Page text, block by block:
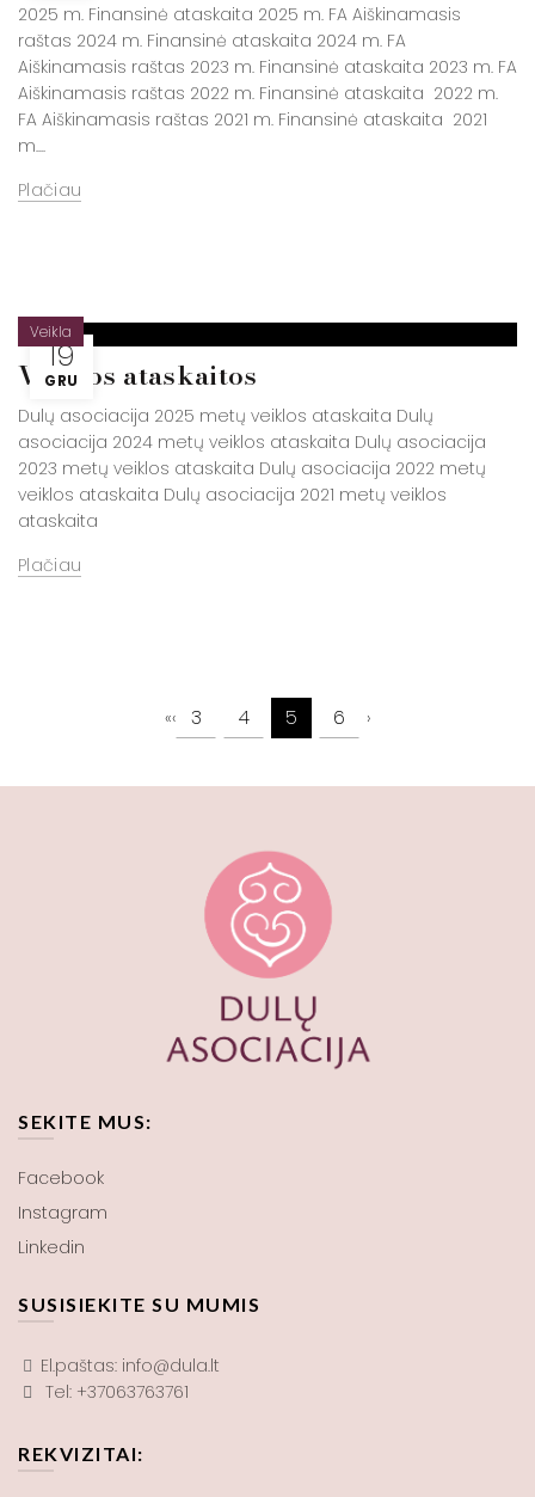
2025 m. Finansinė ataskaita 2025 m. FA Aiškinamasis
raštas 2024 m. Finansinė ataskaita 2024 m. FA
Aiškinamasis raštas 2023 m. Finansinė ataskaita 2023 m. FA
Aiškinamasis raštas 2022 m. Finansinė ataskaita 2022 m.
FA Aiškinamasis raštas 2021 m. Finansinė ataskaita 2021
m....
Plačiau
19
GRU
Veikla
Veiklos ataskaitos
Dulų asociacija 2025 metų veiklos ataskaita Dulų
asociacija 2024 metų veiklos ataskaita Dulų asociacija
2023 metų veiklos ataskaita Dulų asociacija 2022 metų
veiklos ataskaita Dulų asociacija 2021 metų veiklos
ataskaita
Plačiau
«‹ 3 4 5 6 ›
SEKITE MUS:
Facebook
Instagram
Linkedin
SUSISIEKITE SU MUMIS
El.paštas: info@dula.lt
Tel: +37063763761
REKVIZITAI: